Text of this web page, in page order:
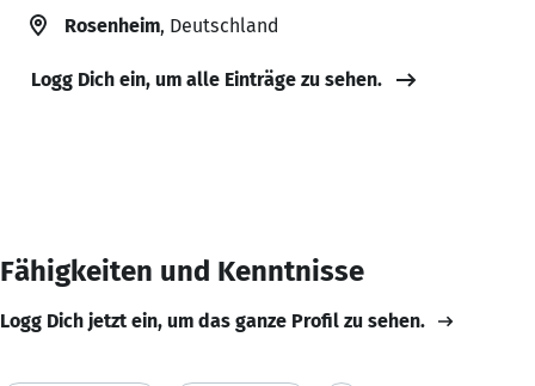
Rosenheim, Deutschland
Logg Dich ein, um alle Einträge zu sehen.
Fähigkeiten und Kenntnisse
Logg Dich jetzt ein, um das ganze Profil zu sehen.